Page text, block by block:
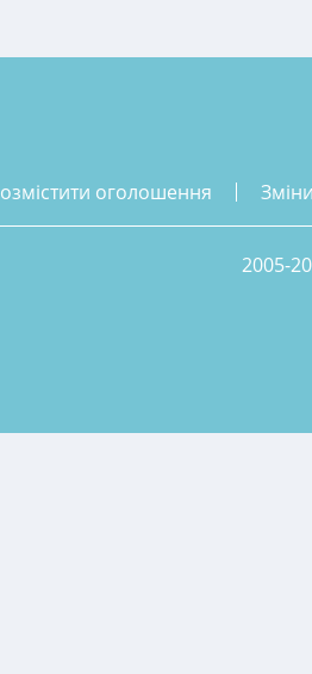
розмістити оголошення
2005-